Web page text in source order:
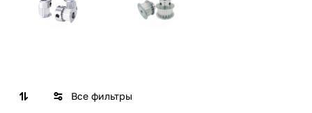
Все фильтры